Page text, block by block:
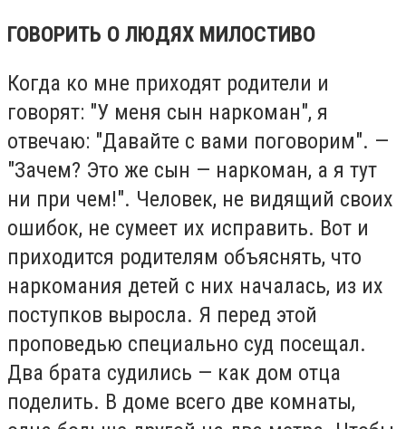
ГОВОРИТЬ О ЛЮДЯХ МИЛОСТИВО
Когда ко мне приходят родители и
говорят: "У меня сын наркоман", я
отвечаю: "Давайте с вами поговорим". —
"Зачем? Это же сын — наркоман, а я тут
ни при чем!". Человек, не видящий своих
ошибок, не сумеет их исправить. Вот и
приходится родителям объяснять, что
наркомания детей с них началась, из их
поступков выросла. Я перед этой
проповедью специально суд посещал.
Два брата судились — как дом отца
поделить. В доме всего две комнаты,